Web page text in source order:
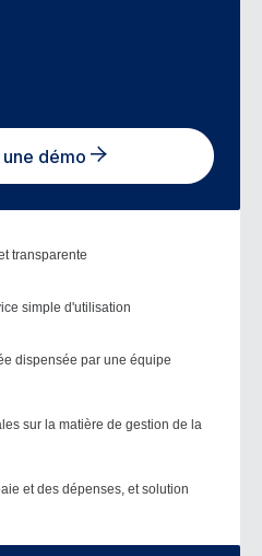
démo
transparente
simple d'utilisation
dispensée par une équipe
sur la matière de gestion de la
et des dépenses, et solution